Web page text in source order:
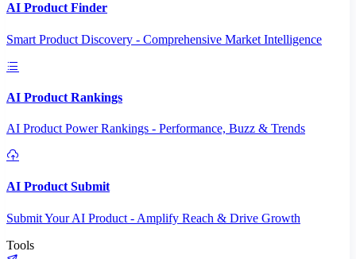
AI Product Finder
Smart Product Discovery - Comprehensive Market Intelligence
AI Product Rankings
AI Product Power Rankings - Performance, Buzz & Trends
AI Product Submit
Submit Your AI Product - Amplify Reach & Drive Growth
Tools